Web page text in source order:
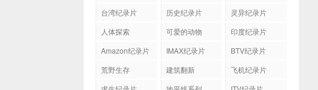
台湾纪录片
历史纪录片
灵异纪录片
人体探索
可爱的动物
印度纪录片
Amazon纪录片
IMAX纪录片
BTV纪录片
荒野生存
建筑翻新
飞机纪录片